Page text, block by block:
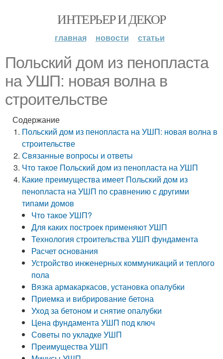
ИНТЕРЬЕР И ДЕКОР
главная новости статьи
Польский дом из пенопласта
на УШП: новая волна в
строительстве
Содержание
Польский дом из пенопласта на УШП: новая волна в
строительстве
Связанные вопросы и ответы
Что такое Польский дом из пенопласта на УШП
Какие преимущества имеет Польский дом из
пенопласта на УШП по сравнению с другими
типами домов
Что такое УШП?
Для каких построек применяют УШП
Технология строительства УШП фундамента
Расчет основания
Устройство инженерных коммуникаций и теплого
пола
Вязка армакаркасов, установка опалубки
Приемка и вибрирование бетона
Уход за бетоном и снятие опалубки
Цена фундамента УШП под ключ
Советы по укладке УШП
Преимущества УШП